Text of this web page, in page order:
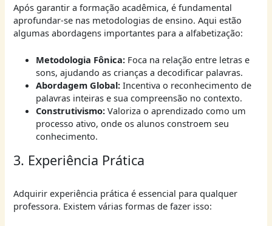
Após garantir a formação acadêmica, é fundamental
aprofundar-se nas metodologias de ensino. Aqui estão
algumas abordagens importantes para a alfabetização:
Metodologia Fônica:Foca na relação entre letras e
sons, ajudando as crianças a decodificar palavras.
Abordagem Global:Incentiva o reconhecimento de
palavras inteiras e sua compreensão no contexto.
Construtivismo:Valoriza o aprendizado como um
processo ativo, onde os alunos constroem seu
conhecimento.
3. Experiência Prática
Adquirir experiência prática é essencial para qualquer
professora. Existem várias formas de fazer isso: